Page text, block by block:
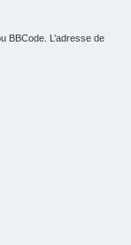
BBCode. L’adresse de